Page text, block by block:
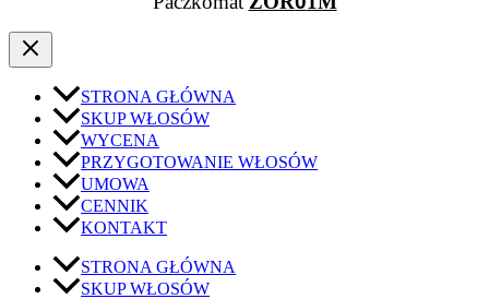
STRONA GŁÓWNA
SKUP WŁOSÓW
WYCENA
PRZYGOTOWANIE WŁOSÓW
UMOWA
CENNIK
KONTAKT
STRONA GŁÓWNA
SKUP WŁOSÓW